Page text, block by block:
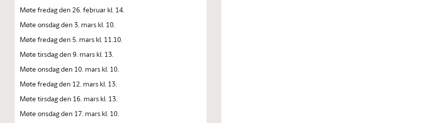
Møte fredag den 26. februar kl. 14.
Møte onsdag den 3. mars kl. 10.
Møte fredag den 5. mars kl. 11.10.
Møte tirsdag den 9. mars kl. 13.
Møte onsdag den 10. mars kl. 10.
Møte fredag den 12. mars kl. 13.
Møte tirsdag den 16. mars kl. 13.
Møte onsdag den 17. mars kl. 10.